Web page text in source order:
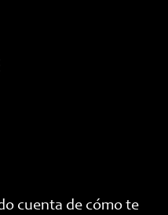
cuenta de cómo te